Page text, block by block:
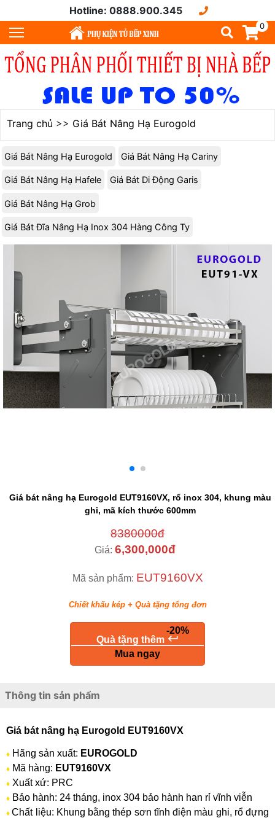
Hotline: 0888.900.345
0
Trang chủ >> Giá Bát Nâng Hạ Eurogold
Giá Bát Nâng Hạ Eurogold Giá Bát Nâng Hạ Cariny
Giá Bát Nâng Hạ Hafele Giá Bát Di Động Garis
Giá Bát Nâng Hạ Grob
Giá Bát Đĩa Nâng Hạ Inox 304 Hàng Công Ty
Giá bát nâng hạ Eurogold EUT9160VX, rổ inox 304, khung màu
ghi, mã kích thước 600mm
8380000đ
Giá: 6,300,000đ
Mã sản phẩm: EUT9160VX
Chiết khấu kép + Quà tặng tổng đơn
-20%
Quà tặng thêm keyboard_return
Mua ngay
Thông tin sản phẩm
Giá bát nâng hạ Eurogold EUT9160VX
♦ Hãng sản xuất: EUROGOLD
♦ Mã hàng: EUT9160VX
♦ Xuất xứ: PRC
♦ Bảo hành: 24 tháng, inox 304 bảo hành han rỉ vĩnh viễn
♦ Chất liệu: Khung bằng thép sơn tĩnh điện màu ghi, rổ đựng